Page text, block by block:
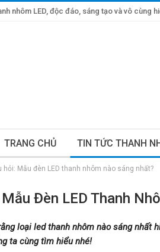
nhôm LED, độc đáo, sáng tạo và vô cùng
TRANG CHỦ TIN TỨC THANH
hỏi: Mẫu đèn LED thanh nhôm nào sáng nhất?
Đèn LED Thanh
loại led thanh nhôm nào sáng nhất
ta cùng tìm hiểu nhé!